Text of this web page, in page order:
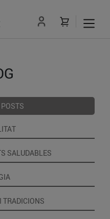
SALUDABLES
TRADICIONS